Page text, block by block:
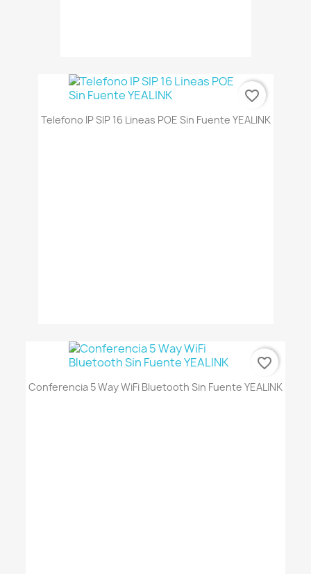
Telefono IP SIP 16 Lineas POE Sin Fuente YEALINK
favorite_border
Conferencia 5 Way WiFi Bluetooth Sin Fuente YEALINK
favorite_border